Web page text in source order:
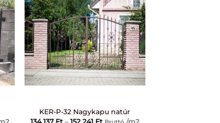
KER-P-32 Nagykapu natúr
Ártartomány: